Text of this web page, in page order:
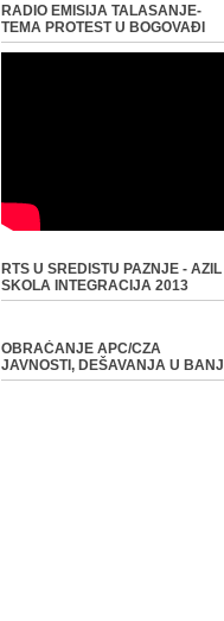
RADIO EMISIJA TALASANJE-
TEMA PROTEST U BOGOVAĐI
RTS U SREDISTU PAZNJE - AZIL
SKOLA INTEGRACIJA 2013
OBRAĆANJE APC/CZA
JAVNOSTI, DEŠAVANJA U BANJI